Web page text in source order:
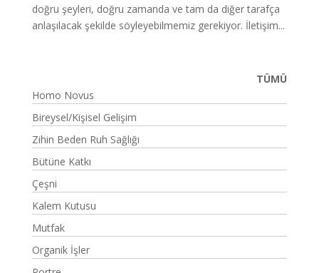
doğru şeyleri, doğru zamanda ve tam da diğer tarafça
anlaşılacak şekilde söyleyebilmemiz gerekiyor. İletişim...
TÜMÜ
Homo Novus
Bireysel/Kişisel Gelişim
Zihin Beden Ruh Sağlığı
Bütüne Katkı
Çeşni
Kalem Kutusu
Mutfak
Organik İşler